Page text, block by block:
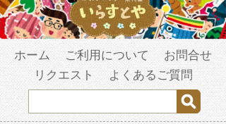
ホーム ご利用について
お問合せ
リクエスト
よくあるご質問